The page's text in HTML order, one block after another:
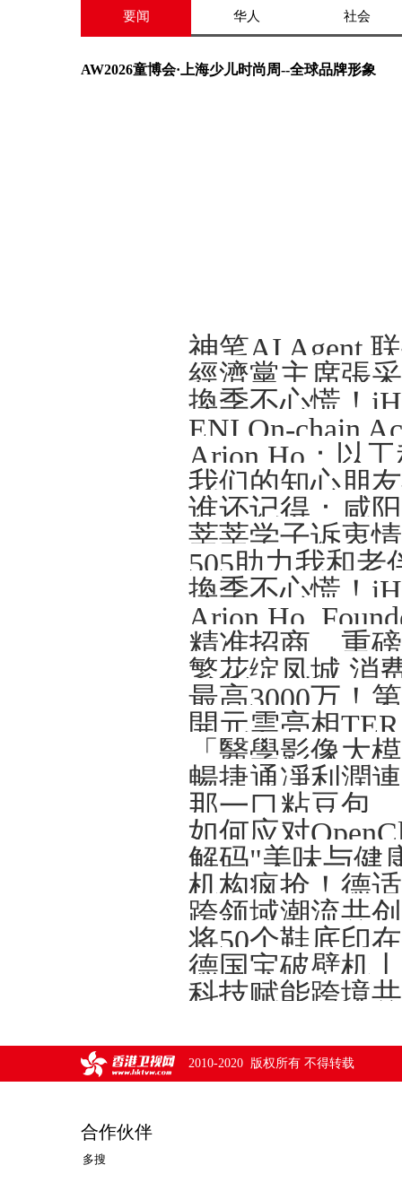
要闻 华人 社会
AW2026童博会·上海少儿时尚周--全球品牌形象
Arion Ho：以
我们的知心朋
谁还记得：咸
莘莘学子诉衷情
505助力我和老
精准招商、重
繁花绽凤城 消
開元雲亮相
解码"美味与健
将50个鞋底印
德国宝破壁机
2010-2020 版权所有 不得转载
合作伙伴
多搜